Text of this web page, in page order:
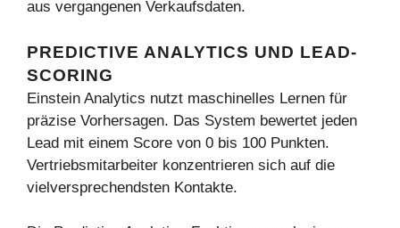
aus vergangenen Verkaufsdaten.
PREDICTIVE ANALYTICS UND LEAD-
SCORING
Einstein Analytics nutzt maschinelles Lernen für
präzise Vorhersagen. Das System bewertet jeden
Lead mit einem Score von 0 bis 100 Punkten.
Vertriebsmitarbeiter konzentrieren sich auf die
vielversprechendsten Kontakte.